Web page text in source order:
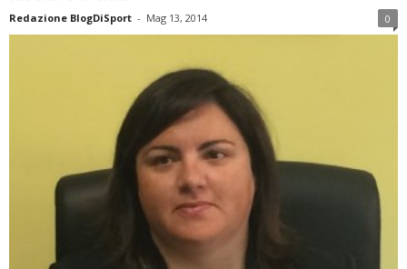
Redazione BlogDiSport - Mag 13, 2014 0